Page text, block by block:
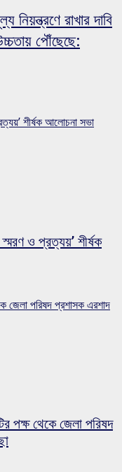
রাখার দাবি
পৌঁছেছে:
শীর্ষক আলোচনা সভা
ও প্রত্যয়’ শীর্ষক
জেলা পরিষদ প্রশাসক এরশাদ
পক্ষ থেকে জেলা পরিষদ